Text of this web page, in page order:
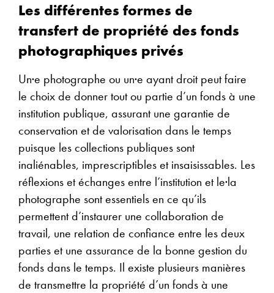
Les différentes formes de
transfert de propriété des fonds
photographiques privés
Un·e photographe ou un·e ayant droit peut faire
le choix de donner tout ou partie d’un fonds à une
institution publique, assurant une garantie de
conservation et de valorisation dans le temps
puisque les collections publiques sont
inaliénables, imprescriptibles et insaisissables. Les
réflexions et échanges entre l’institution et le·la
photographe sont essentiels en ce qu’ils
permettent d’instaurer une collaboration de
travail, une relation de confiance entre les deux
parties et une assurance de la bonne gestion du
fonds dans le temps. Il existe plusieurs manières
de transmettre la propriété d’un fonds à une